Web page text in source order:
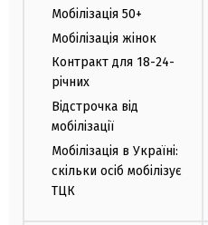
Мобілізація 50+
Мобілізація жінок
Контракт для 18-24-
річних
Відстрочка від
мобілізації
Мобілізація в Україні:
скільки осіб мобілізує
ТЦК